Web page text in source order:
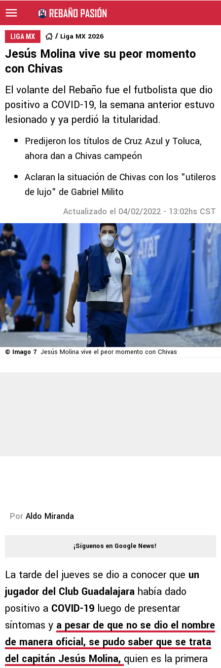
LIGA MX Liga MX 2026
Jesús Molina vive su peor momento
con Chivas
El volante del Rebaño fue el futbolista que dio
positivo a COVID-19, la semana anterior estuvo
lesionado y ya perdió la titularidad.
Predijeron los títulos de Cruz Azul y Toluca,
ahora dan a Chivas campeón
Aclaran la situación de Chivas con los "utileros
de lujo" de Gabriel Milito
Actualizado el 04/02/2022 - 13:02hs CST
© Imago 7 Jesús Molina vive el peor momento con Chivas
Por Aldo Miranda
¡Síguenos en Google News!
La tarde del jueves se dio a conocer que un
jugador del Club Guadalajara había dado
positivo a COVID-19 luego de presentar
síntomas y a pesar de que no se dio el nombre
de manera oficial, se pudo saber que se trata
del capitán Jesús Molina, quien es la primera